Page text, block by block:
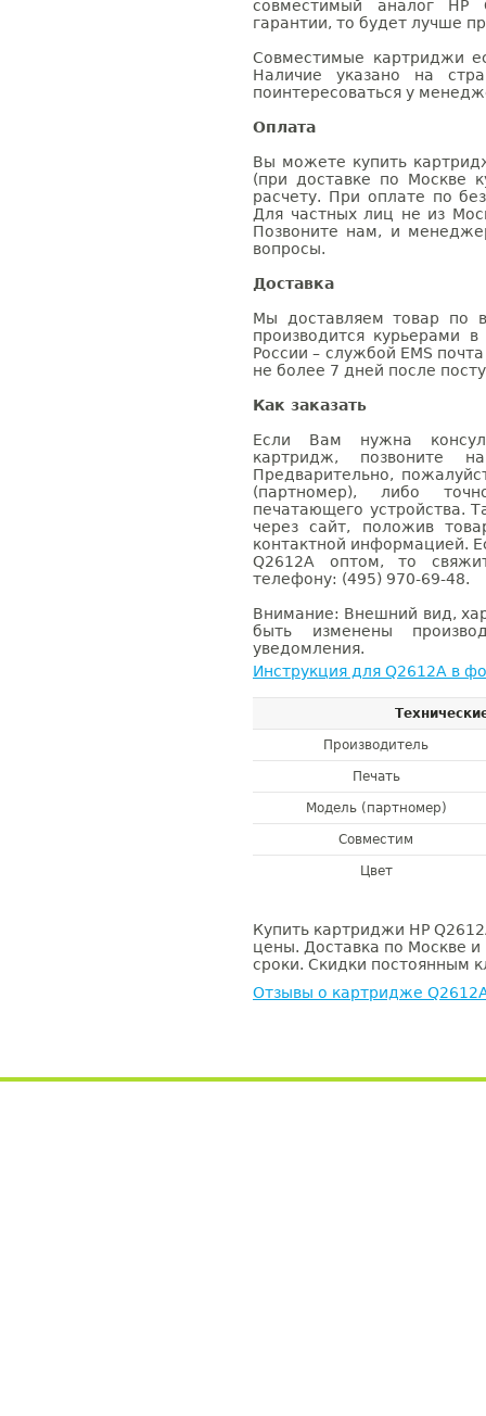
совместимый аналог
гарантии, то будет лучше
Совместимые картриджи
Наличие указано на
поинтересоваться у
Оплата
Вы можете купить
(при доставке по Москве
расчету. При оплате по
Для частных лиц не из
Позвоните нам, и
вопросы.
Доставка
Мы доставляем товар по
производится курьерами
России – службой EMS
не более 7 дней после
Как заказать
Если Вам нужна
картридж, позвоните
Предварительно,
(партномер), либо
печатающего устройства.
через сайт, положив
контактной информацией.
Q2612A оптом, то
телефону: (495) 970-69-48.
Внимание: Внешний вид,
быть изменены
уведомления.
Инструкция для Q2612A в
Производитель
Печать
Модель (партномер)
Совместим
Цвет
Купить картриджи HP
цены. Доставка по Москве и
сроки. Скидки постоянным
Отзывы о картридже